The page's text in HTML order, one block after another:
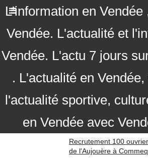
L'information en Vendée
Vendée. L'actualité et
Vendée. L'actu 7 jours
. L'actualité en
l'actualité sportive,
en Vendée avec
Recrutement 100
de l'Aujouère à